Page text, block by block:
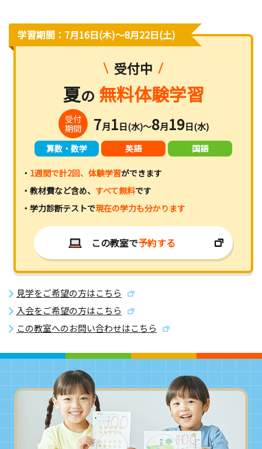
学習期間：7月16日(木)〜8月22日(土)
受付中
夏の 無料体験学習
受付
期間
7月1日(水)～8月19日(水)
算数・数学 英語 国語
・ 1週間で計2回、体験学習ができます
・教材費など含め、 すべて無料です
・学力診断テストで現在の学力も分かります
この教室で予約する
見学をご希望の方はこちら
入会をご希望の方はこちら
この教室へのお問い合わせはこちら